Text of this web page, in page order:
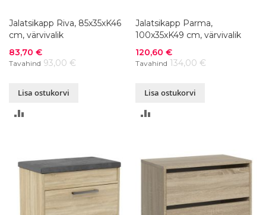
Jalatsikapp Riva, 85x35xK46
cm, värvivalik
Soodushind
83,70 €
Tavahind 93,00 €
Lisa ostukorvi
Jalatsikapp Parma,
100x35xK49 cm, värvivalik
Soodushind
120,60 €
Tavahind 134,00 €
Lisa ostukorvi